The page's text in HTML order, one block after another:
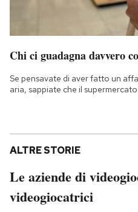
Chi ci guadagna davvero
Se pensavate di aver fatto un
aria, sappiate che il
ALTRE STORIE
Le aziende di
videogiocatrici